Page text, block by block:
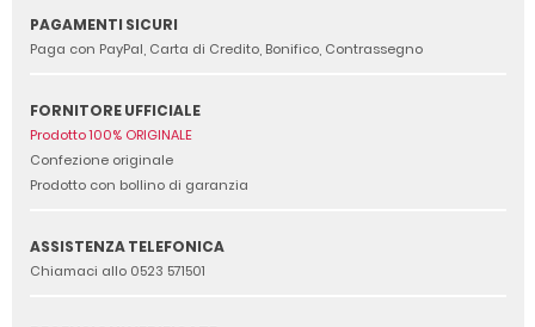
PAGAMENTI SICURI
Paga con PayPal, Carta di Credito, Bonifico, Contrassegno
FORNITORE UFFICIALE
Prodotto 100% ORIGINALE
Confezione originale
Prodotto con bollino di garanzia
ASSISTENZA TELEFONICA
Chiamaci allo 0523 571501